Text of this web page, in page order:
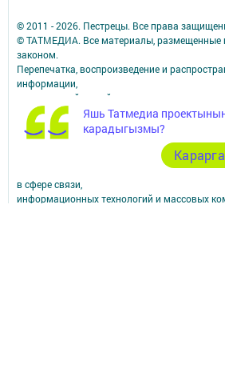
Яшь Татмедиа
карадыгызмы?
Карарга
© 2011 - 2026. Пестрецы. Все права
© ТАТМЕДИА. Все материалы, размещенные
законом.
Перепечатка, воспроизведение и
информации,
размещенной на сайте, возможна только с
редакций СМИ.
При поддержке Республиканского
коммуникациям.
Наименование СМИ: Алга (Вперед)
Сетевое издание зарегистрировано
в сфере связи,
информационных технологий и массовых